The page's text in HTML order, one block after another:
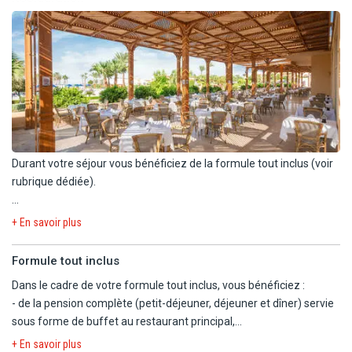
équipements + terrasse ou balcon vue piscine ou jardin. Capacité
maximum : 3 adultes.
Durant votre séjour vous bénéficiez de la formule tout inclus (voir
rubrique dédiée).
L'hôtel dispose de 4 restaurants et 7 bars :
- Restaurant principal Soko : cuisine internationale servie sous
Petit-déjeuner : 7h à 10h.
Déjeuner : 12h30 à 14h30.
Dîner : 18h30 à 21h30.
+ En savoir plus
Formule tout inclus
Dans le cadre de votre formule tout inclus, vous bénéficiez :
- de la pension complète (petit-déjeuner, déjeuner et dîner) servie
sous forme de buffet au restaurant principal,
- 1 dîner/semaine/ chambre dans un restaurant à la carte
+ En savoir plus